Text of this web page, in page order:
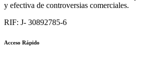
y efectiva de controversias comerciales.
RIF: J- 30892785-6
Acceso Rápido